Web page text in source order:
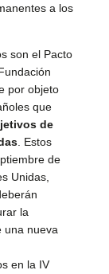
a los
son el Pacto
por objeto
que
de
. Estos
de
Unidas,
la
una nueva
en la IV